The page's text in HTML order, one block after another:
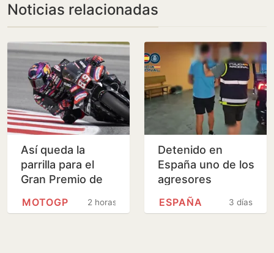
Noticias relacionadas
Así queda la
parrilla para el
Gran Premio de
MotoGP
2 horas
MOTOGP
Detenido en
España uno de los
agresores
sexuales más
buscados del
3 días
ESPAÑA